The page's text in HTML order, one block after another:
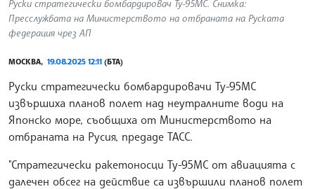
Руски стратегически бомбардировач Ту-95МС. Снимка:
Пресслужбата на Министерството на отбраната на Руската
федерация чрез АП
МОСКВА, 19.08.2025 12:11 (БТА)
Руски стратегически бомбардировачи Ту-95МС
извършиха планов полет над неутралните води на
Японско море, съобщиха от Министерството на
отбраната на Русия, предаде ТАСС.
"Стратегически ракетоносци Ту-95МС от авиацията с
далечен обсег на действие са извършили планов полет